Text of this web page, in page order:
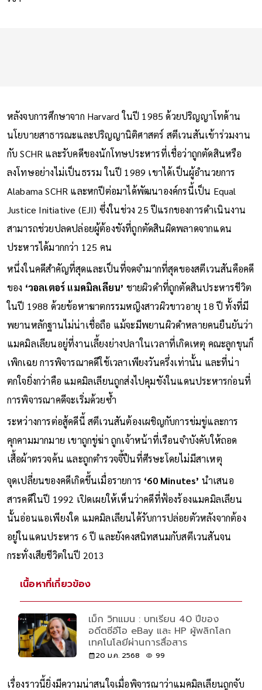
หลังจบการศึกษาจาก Harvard ในปี 1985 ด้วยปริญญาโทด้าน
นโยบายสาธารณะและปริญญานิติศาสตร์ สตีเวนสันเข้าร่วมงาน
กับ SCHR และรับคดีของนักโทษประหารที่เชื่อว่าถูกตัดสินหรือ
ลงโทษอย่างไม่เป็นธรรม ในปี 1989 เขาได้เป็นผู้อำนวยการ
Alabama SCHR และหกปีต่อมาได้พัฒนาองค์กรนี้เป็น Equal
Justice Initiative (EJI) ซึ่งในช่วง 25 ปีแรกของการดำเนินงาน
สามารถช่วยปลดปล่อยผู้ต้องขังที่ถูกตัดสินผิดพลาดจากแดน
ประหารได้มากกว่า 125 คน
หนึ่งในคดีสำคัญที่สุดและเป็นที่จดจำมากที่สุดของสตีเวนสันคือคดี
ของ ‘วอลเตอร์ แมคมิลเลียน’ ชายผิวดำที่ถูกตัดสินประหารชีวิต
ในปี 1988 ด้วยข้อหาฆาตกรรมหญิงสาวผิวขาวอายุ 18 ปี ทั้งที่มี
พยานหลักฐานไม่น่าเชื่อถือ แม้จะมีพยานผิวดำหลายคนยืนยันว่า
แมคมิลเลียนอยู่ที่งานเลี้ยงย่างปลาในเวลาที่เกิดเหตุ คณะลูกขุนก็
เพิกเฉย การพิจารณาคดีใช้เวลาเพียงวันครึ่งเท่านั้น และที่น่า
ตกใจยิ่งกว่าคือ แมคมิลเลียนถูกส่งไปคุมขังในแดนประหารก่อนที่
การพิจารณาคดีจะเริ่มด้วยซ้ำ
ระหว่างการต่อสู้คดีนี้ สตีเวนสันต้องเผชิญกับการข่มขู่และการ
คุกคามมากมาย เขาถูกขู่ฆ่า ถูกเจ้าหน้าที่เรือนจำบังคับให้ถอด
เสื้อผ้าตรวจค้น และถูกตำรวจจี้ปืนที่ศีรษะโดยไม่มีสาเหตุ
จุดเปลี่ยนของคดีเกิดขึ้นเมื่อรายการ ‘60 Minutes’ นำเสนอ
สารคดีในปี 1992 เปิดเผยให้เห็นว่าคดีที่ฟ้องร้องแมคมิลเลียน
นั้นอ่อนแอเพียงใด แมคมิลเลียนได้รับการปล่อยตัวหลังจากต้อง
อยู่ในแดนประหาร 6 ปี และยังคงสนิทสนมกับสตีเวนสันจน
กระทั่งเสียชีวิตในปี 2013
เนื้อหาที่เกี่ยวข้อง
เม็ก วิทแมน : บทเรียน 40 ปีของ
อดีตซีอีโอ eBay และ HP ผู้พลิกโลก
เทคโนโลยีผ่านการสื่อสาร
20 ม.ค. 2568 99
เรื่องราวนี้ยิ่งมีความน่าสนใจเมื่อพิจารณาว่าแมคมิลเลียนถูกจับ